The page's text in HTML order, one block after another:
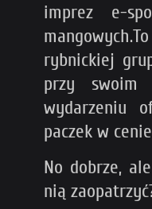
imprez e-
rybnickiej
przy swoim
wydarzeniu
paczek w cenie
No dobrze,
nią